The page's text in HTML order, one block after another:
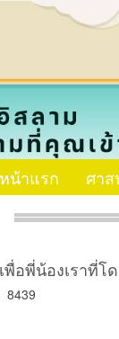
หน้าแรก ศาส
พื่อพี่น้องเราที่โ
8439